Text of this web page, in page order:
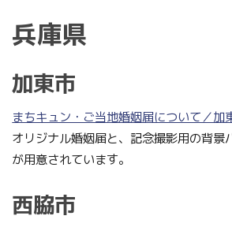
兵庫県
加東市
まちキュン・ご当地婚姻届について／加
オリジナル婚姻届と、記念撮影用の背景
が用意されています。
西脇市